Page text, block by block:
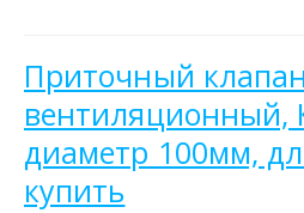
Приточный клапан
вентиляционный,
диаметр 100мм,
купить